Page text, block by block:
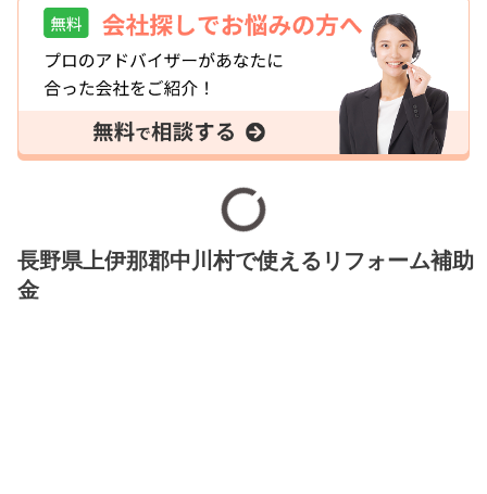
長野県上伊那郡中川村で使えるリフォーム補助
金